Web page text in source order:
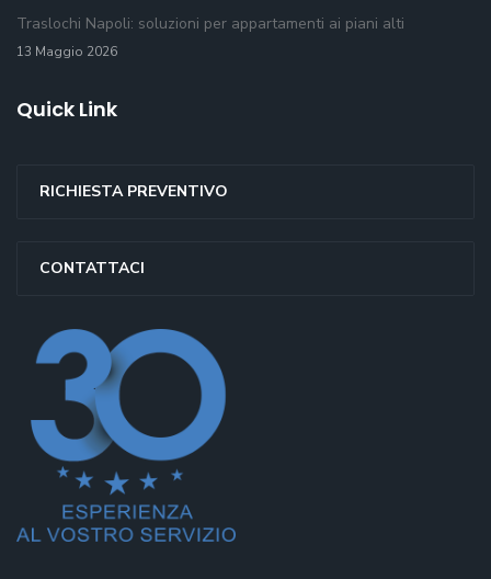
Traslochi Napoli: soluzioni per appartamenti ai piani alti
13 Maggio 2026
Quick Link
RICHIESTA PREVENTIVO
CONTATTACI